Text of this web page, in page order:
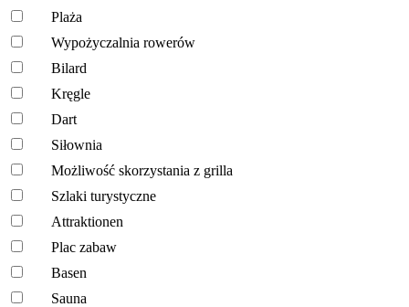
Plaża
Wypożyczalnia rowerów
Bilard
Kręgle
Dart
Siłownia
Możliwość skorzystania z grilla
Szlaki turystyczne
Attraktionen
Plac zabaw
Basen
Sauna